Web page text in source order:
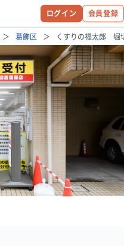
ログイン 会員登録
葛飾区 くすりの福太郎 堀